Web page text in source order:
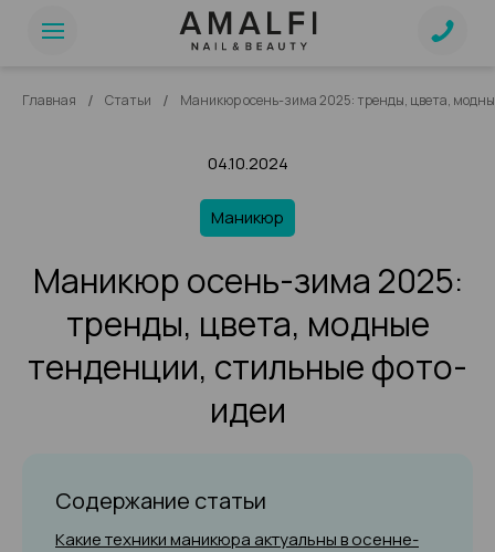
Главная / Статьи / Маникюр осень-зима 2025: тренды, цвета,
04.10.2024
Маникюр
Маникюр осень-зима 2025:
тренды, цвета, модные
тенденции, стильные фото-
идеи
Содержание статьи
Какие техники маникюра актуальны в осенне-